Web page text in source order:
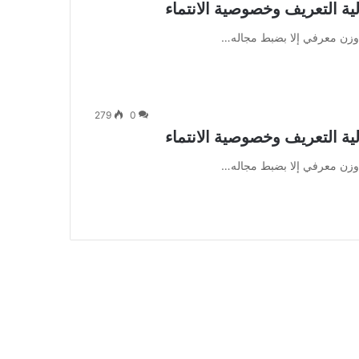
التعريف وخصوصية الانتماء
معرفي إلا بضبط مجاله…
0
279
التعريف وخصوصية الانتماء
معرفي إلا بضبط مجاله…